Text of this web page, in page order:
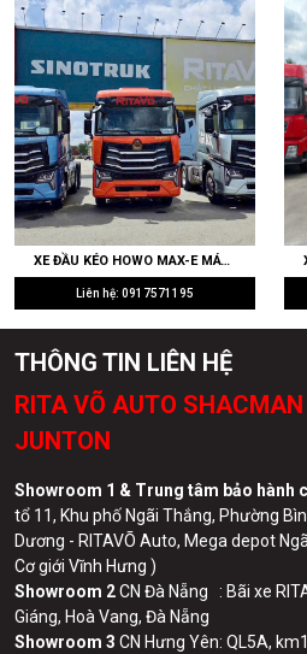
XE ĐẦU KÉO HOWO MAX-E MÁY WEICHAI 400HP CẦU LÁP 4.111 SIÊU TIẾT KIỆM NHIÊN LIỆU CHẠY CONT CẢNG
Liên hệ: 0917571195
THÔNG TIN LIÊN HỆ
RITA VÕ AUTO
JUNTON
Showroom 1 & Trung tâm bảo hành
tổ 11, Khu phố Ngãi Thắng, Phường
Dương - RITAVÕ Auto, Mega depot
Cơ giới Vĩnh Hưng )
Showroom 2CN Đà Nẵng : Bãi xe
Giáng, Hoà Vang, Đà Nẵng
Showroom 3 CN Hưng Yên: QL5A,